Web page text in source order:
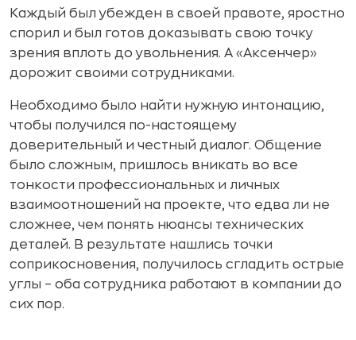
Каждый был убежден в своей правоте, яростно
спорил и был готов доказывать свою точку
зрения вплоть до увольнения. А «Аксенчер»
дорожит своими сотрудниками.
Необходимо было найти нужную интонацию,
чтобы получился по-настоящему
доверительный и честный диалог. Общение
было сложным, пришлось вникать во все
тонкости профессиональных и личных
взаимоотношений на проекте, что едва ли не
сложнее, чем понять нюансы технических
деталей. В результате нашлись точки
соприкосновения, получилось сгладить острые
углы – оба сотрудника работают в компании до
сих пор.